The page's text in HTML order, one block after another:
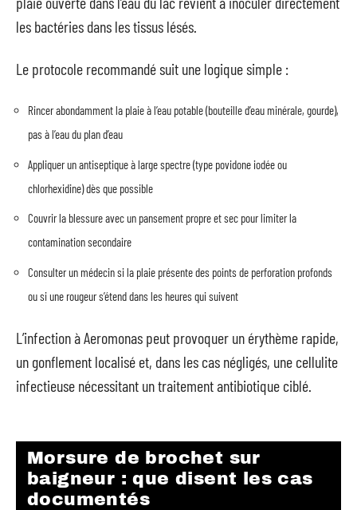
les bactéries dans les tissus lésés.
Le protocole recommandé suit une logique simple :
Rincer abondamment la plaie à l’eau potable (bouteille d’eau minérale, gourde),
pas à l’eau du plan d’eau
Appliquer un antiseptique à large spectre (type povidone iodée ou
chlorhexidine) dès que possible
Couvrir la blessure avec un pansement propre et sec pour limiter la
contamination secondaire
Consulter un médecin si la plaie présente des points de perforation profonds
ou si une rougeur s’étend dans les heures qui suivent
L’infection à Aeromonas peut provoquer un érythème rapide,
un gonflement localisé et, dans les cas négligés, une cellulite
infectieuse nécessitant un traitement antibiotique ciblé.
Morsure de brochet sur
baigneur : que disent les cas
documentés